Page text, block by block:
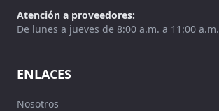
Atención a proveedores:
De lunes a jueves de 8:00 a.m. a 11:00 a.m.
ENLACES
Nosotros